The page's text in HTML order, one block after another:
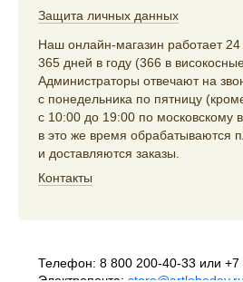
Защита личных данных
Наш онлайн-магазин работает 24
365 дней в году (366 в
Администраторы отвечают на
с понедельника по пятницу
с 10:00 до 19:00 по московскому
в это же время обрабатываются
и доставляются заказы.
Контакты
Телефон: 8 800 200-40-33 или +7